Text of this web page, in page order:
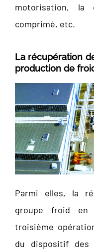
motorisation,
comprimé, etc.
La récupération
production de
Parmi elles, la
groupe froid en
troisième
du dispositif des